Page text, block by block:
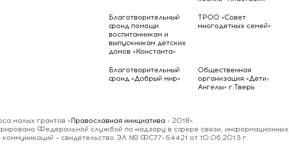
Благотворительный
фонд помощи
воспитанникам и
выпускникам детских
домов «Константа»
ТРОО «Совет
многодетных семей»
Благотворительный
фонд «Добрый мир»
Общественная
организация «Дети-
Ангелы» г.Тверь
малых грантов «Православная инициатива - 2018».
Федеральной службой по надзору в сфере связи, информационных
коммуникаций – свидетельство ЭЛ № ФС77–54421 от 10.06.2013 г.